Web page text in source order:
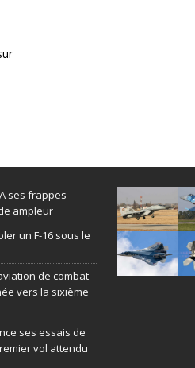
ses frappes
ampleur
un F-16 sous le
de combat
vers la sixième
ses essais de
vol attendu